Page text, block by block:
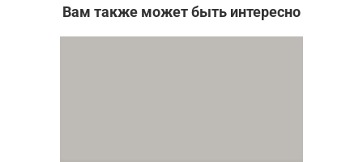
Вам также может быть интересно